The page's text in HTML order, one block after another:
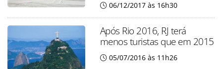
06/12/2017 às 16h30
Após Rio 2016, RJ terá
menos turistas que em 2015
05/07/2016 às 11h26